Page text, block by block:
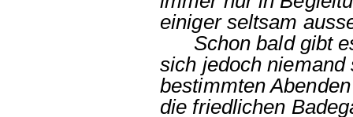
einiger seltsam
Schon bald gibt
sich jedoch
bestimmten
die friedlichen